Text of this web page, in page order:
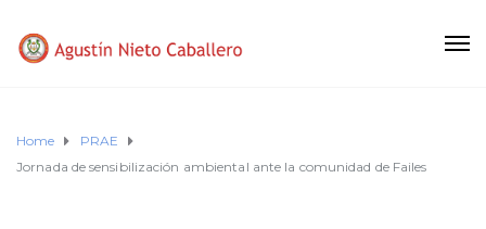
Home
PRAE
Jornada de sensibilización ambiental ante la comunidad de Failes